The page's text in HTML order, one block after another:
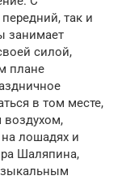
так и
занимает
силой,
плане
в том месте,
на лошадях и
Шаляпина,